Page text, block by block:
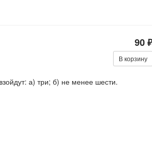
90
В корзину
а) три; б) не менее шести.